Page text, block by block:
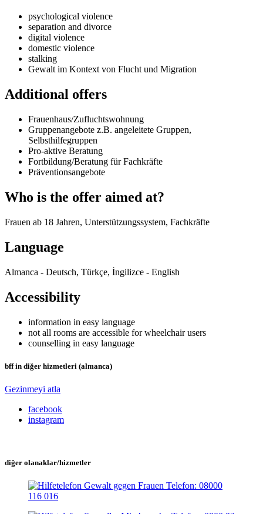
psychological violence
separation and divorce
digital violence
domestic violence
stalking
Gewalt im Kontext von Flucht und Migration
Additional offers
Frauenhaus/Zufluchtswohnung
Gruppenangebote z.B. angeleitete Gruppen,
Selbsthilfegruppen
Pro-aktive Beratung
Fortbildung/Beratung für Fachkräfte
Präventionsangebote
Who is the offer aimed at?
Frauen ab 18 Jahren, Unterstützungssystem, Fachkräfte
Language
Almanca - Deutsch, Türkçe, İngilizce - English
Accessibility
information in easy language
not all rooms are accessible for wheelchair users
counselling in easy language
bff in diğer hizmetleri (almanca)
Gezinmeyi atla
facebook
instagram
diğer olanaklar/hizmetler